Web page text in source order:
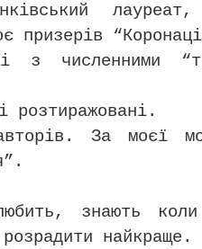
призерів
з численними
розтиражовані.
За моєї
знають
найкраще.